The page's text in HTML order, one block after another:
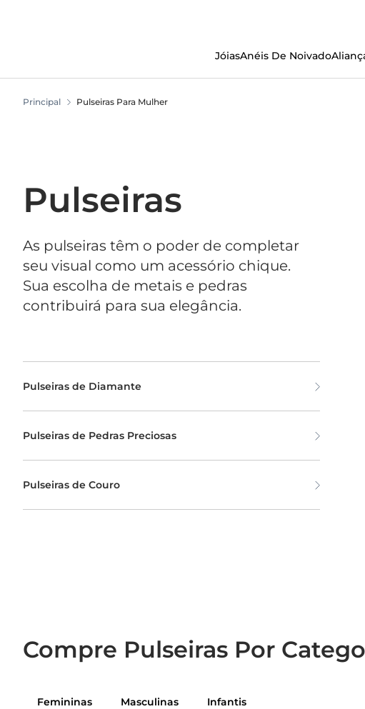
JóiasAnéis De Noivado
Principal Pulseiras Para Mulher
Pulseiras
As pulseiras têm o poder de completar
seu visual como um acessório chique.
Sua escolha de metais e pedras
contribuirá para sua elegância.
Pulseiras de Diamante
Pulseiras de Pedras Preciosas
Pulseiras de Couro
Compre Pulseiras Por
Femininas Masculinas Infantis